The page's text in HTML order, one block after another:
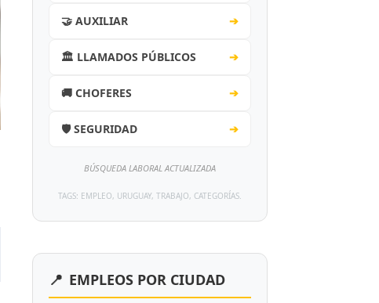
🤝 AUXILIAR ➔
🏛️ LLAMADOS PÚBLICOS ➔
🚚 CHOFERES ➔
🛡️ SEGURIDAD ➔
BÚSQUEDA LABORAL ACTUALIZADA
TAGS: EMPLEO, URUGUAY, TRABAJO, CATEGORÍAS.
📍 EMPLEOS POR CIUDAD